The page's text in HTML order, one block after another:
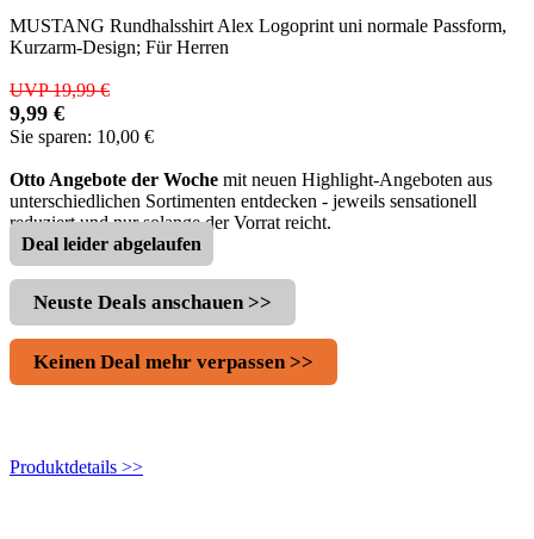
MUSTANG Rundhalsshirt Alex Logoprint uni normale Passform,
Kurzarm-Design; Für Herren
UVP 19,99 €
9,99 €
Sie sparen: 10,00 €
Otto Angebote der Woche mit neuen Highlight-Angeboten aus
unterschiedlichen Sortimenten entdecken ‐ jeweils sensationell
reduziert und nur solange der Vorrat reicht.
Deal leider abgelaufen
Neuste Deals anschauen >>
Keinen Deal mehr verpassen >>
Produktdetails >>